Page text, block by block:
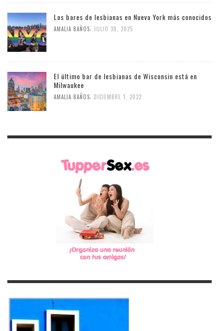
Los bares de lesbianas en Nueva York más conocidos
AMALIA BAÑOS JULIO 30, 2025
El último bar de lesbianas de Wisconsin está en
Milwaukee
AMALIA BAÑOS DICIEMBRE 1, 2022